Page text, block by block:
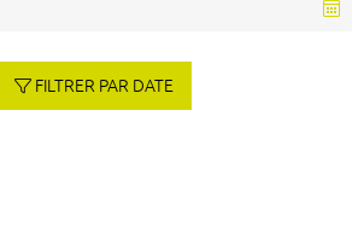
FILTRER PAR DATE